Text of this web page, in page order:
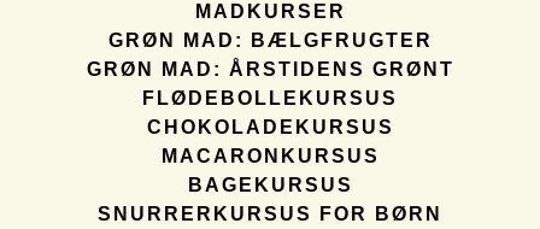
MADKURSER
GRØN MAD: BÆLGFRUGTER
GRØN MAD: ÅRSTIDENS GRØNT
FLØDEBOLLEKURSUS
CHOKOLADEKURSUS
MACARONKURSUS
BAGEKURSUS
SNURRERKURSUS FOR BØRN